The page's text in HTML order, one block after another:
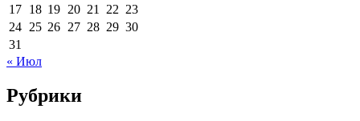
17 18 19 20 21 22 23
24 25 26 27 28 29 30
31
« Июл
Рубрики